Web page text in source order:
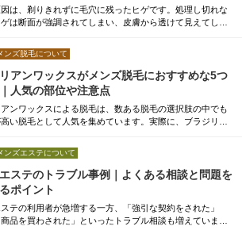
は、剃りきれずに毛穴に残ったヒゲです。処理し切れな
は断面が強調されてしまい、皮膚から透けて見えてしま
が一般的です。しかし、根本的に改善したい場合は脱毛が
法です。「頑張って毎日ヒゲを処理しているにもかかわら
見ると剃った瞬間から青い毛穴が残っている…」こんな悩
いる方は、ぜひこの記事で...
ンズ脱毛について
アンワックスがメンズ脱毛におすすめな5つ
人気の部位や注意点
ンワックスによる脱毛は、数ある脱毛の選択肢の中でも
い脱毛として人気を集めています。実際に、ブラジリア
ズ脱毛にブラジリアンワックスがおすすめな5つの理由を中
します。手軽に安い費用で脱毛したいと考えている男性
ット・デメリットを中心に知っておくのがおすすめです。
で人気の部位について知りたい方...
ンズエステについて
ステのトラブル事例｜よくある相談と問題を
ポイント
ステの利用者が急増する一方、「強引な契約をされた」
商品を買わされた」といったトラブル相談も増えていま